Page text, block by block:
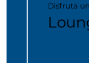
Disfruta